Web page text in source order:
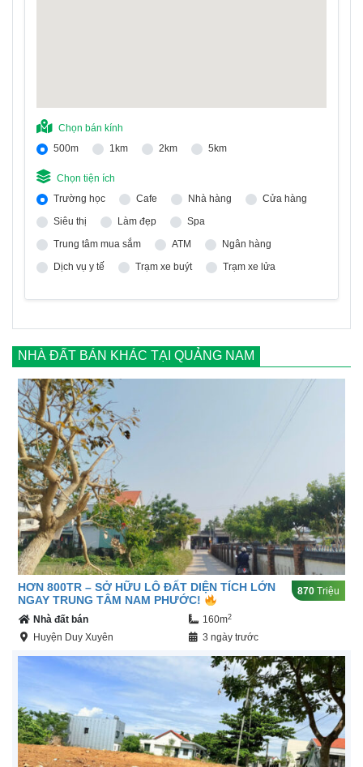
Chọn bán kính
500m
1km 2km 5km
Chọn tiện ích
Trường học
Cafe Nhà hàng
Cửa hàng
Siêu thị
Làm đẹp
Spa
Trung tâm mua sắm
ATM
Ngân hàng
Dịch vụ y tế
Trạm xe buýt Trạm xe lửa
NHÀ ĐẤT BÁN KHÁC TẠI QUẢNG NAM
HƠN 800TR – SỞ HỮU LÔ ĐẤT DIỆN TÍCH LỚN
NGAY TRUNG TÂM NAM PHƯỚC!
870 Triệu
Nhà đất bán 160m2
Huyện Duy Xuyên 3 ngày trước